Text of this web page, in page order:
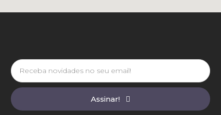
Assinar!